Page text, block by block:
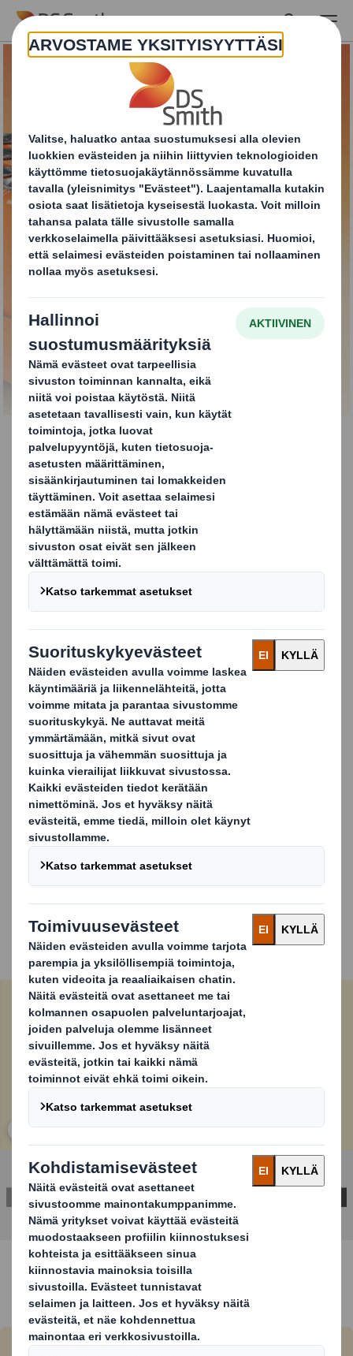
Skip to main content
DS Smith Safe Tray
OTA YHTEYTTÄ JA KYSY
RATKAISUSTA LISÄÄ
DS Smith Safe Trayon suunniteltu suojaamaan
tuotetta logistiikassa unohtamatta sen soveltuvuutta
vähittäiskaupan tarpeisiin. Pakkauksen materiaali on
optimoitu, mikä auttaa auttaa asiakkaitamme
vähentämään pakkauksissaan käytettävän materiaalin
kokonaismäärää ilman, että tarvii tehdä kompromissia
pakkauksen toiminnallisuuden ja suorituskyvyn osalta.
Alustana toimiva pakkaus tarjoaa enemmän vakautta
turvallisemman ja tehokkaammaan kuljetuksen.
Optimoidut pakkaukset kestävät toimitusketjun
rasitukset suojaten primäärituotetta samalla
vähentäen hukkaa ja mahdollistaen kuormalavan ja
kuljetuksen aikaisen optimaalisen täyttöasteen.
DS Smith Safe Tray -pakkausratkaisu on sovellettavissa
moniin eri kokoihin, mikä tekee siitä sopivan monille
tuotekategorioille. Erityisen hyvin se sopii erilaisille
purkeille ja tölkeille, mutta toisaalta se on
käyttökelpoinen myös leipotuotteille ja monille muille
kategorioille. Safe Trayn muodostus on mahdollista
integroida olemassa olevien pakkauslinjojen kanssa
ilman erityisiä säätöjä.
Onko mielessäsi tuote, jolle olisit kiinnostunut DS Smith
Safe Tray -ratkaisusta? Ota meihin yhteyttä ja jutellaan
lisää
Carousel. Use previous and next buttons to move
Avaa kuva
JÄTÄ YHTEYDENOTTOPYYNTÖSI